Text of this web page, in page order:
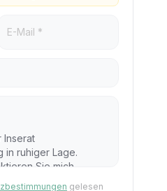
gelesen